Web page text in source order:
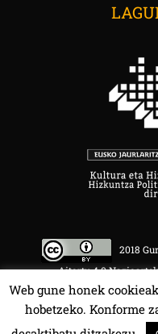
2018
Aitortu 4.0
Web gune honek
hobetzeko. Konforme